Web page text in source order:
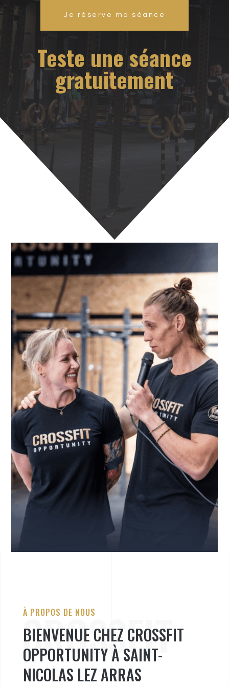
Je réserve ma séance
Teste une séance
gratuitement
CROSSFIT
À PROPOS DE NOUS
BIENVENUE CHEZ CROSSFIT
OPPORTUNITY À SAINT-
NICOLAS LEZ ARRAS